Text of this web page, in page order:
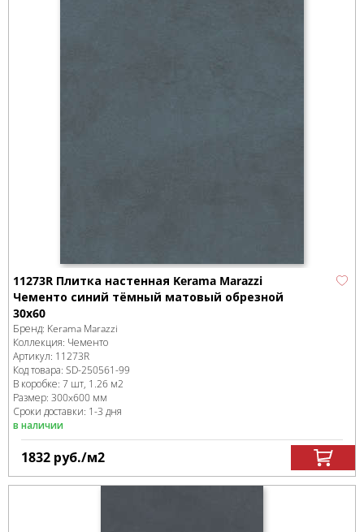
11273R Плитка настенная Kerama Marazzi
Чементо синий тёмный матовый обрезной
30x60
Бренд: Kerama Marazzi
Коллекция: Чементо
Артикул: 11273R
Код товара: SD-250561-99
В коробке: 7 шт, 1.26 м2
Размер: 300x600 мм
Сроки доставки: 1-3 дня
в наличии
1832 руб./м2